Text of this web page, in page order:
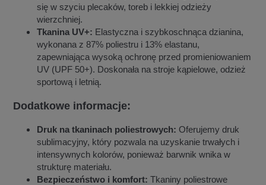
się w szyciu plecaków, toreb i lekkiej odzieży
wierzchniej.
Tkanina UV+: Elastyczna i szybkoschnąca dzianina,
wykonana z 87% poliestru i 13% elastanu,
zapewniająca wysoką ochronę przed promieniowaniem
UV (UPF 50+). Doskonała na stroje kąpielowe, odzież
sportową i letnią.
Dodatkowe informacje:
Druk na tkaninach poliestrowych: Oferujemy druk
sublimacyjny, który pozwala na uzyskanie trwałych i
intensywnych kolorów, ponieważ barwnik wnika w
strukturę materiału.
Bezpieczeństwo i komfort: Tkaniny poliestrowe